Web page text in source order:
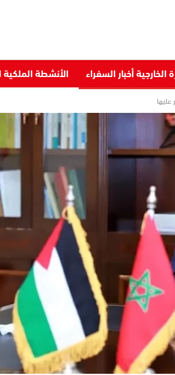
الخارجية أخبار السفراء الأنشطة الملكية